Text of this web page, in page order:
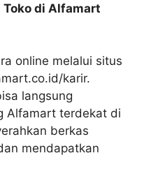
di Alfamart
online melalui situs
karir.
langsung
Alfamart terdekat di
berkas
mendapatkan